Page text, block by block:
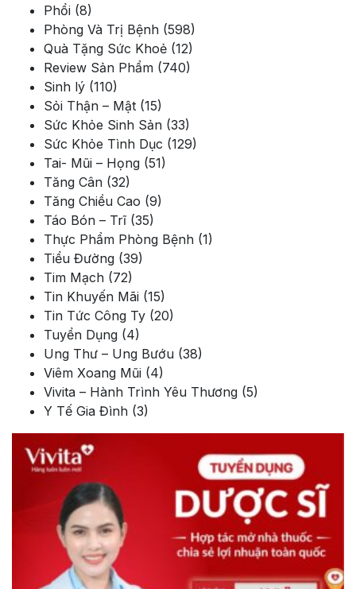
Phổi (8)
Phòng Và Trị Bệnh (598)
Quà Tặng Sức Khoẻ (12)
Review Sản Phẩm (740)
Sinh lý (110)
Sỏi Thận – Mật (15)
Sức Khỏe Sinh Sản (33)
Sức Khỏe Tình Dục (129)
Tai- Mũi – Họng (51)
Tăng Cân (32)
Tăng Chiều Cao (9)
Táo Bón – Trĩ(35)
Thực Phẩm Phòng Bệnh (1)
Tiểu Đường (39)
Tim Mạch (72)
Tin Khuyến Mãi (15)
Tin Tức Công Ty (20)
Tuyển Dụng (4)
Ung Thư – Ung Bướu (38)
Viêm Xoang Mũi (4)
Vivita – Hành Trình Yêu Thương (5)
Y Tế Gia Đình (3)